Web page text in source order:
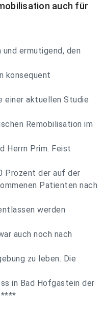
auch für
ermutigend, den
konsequent
einer aktuellen Studie
Remobilisation im
Herrn Prim. Feist
Prozent der auf der
Patienten nach
werden
auch noch nach
zu leben. Die
in Bad Hofgastein der